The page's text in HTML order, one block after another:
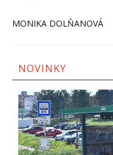
MONIKA DOLŇANOVÁ
NOVINKY